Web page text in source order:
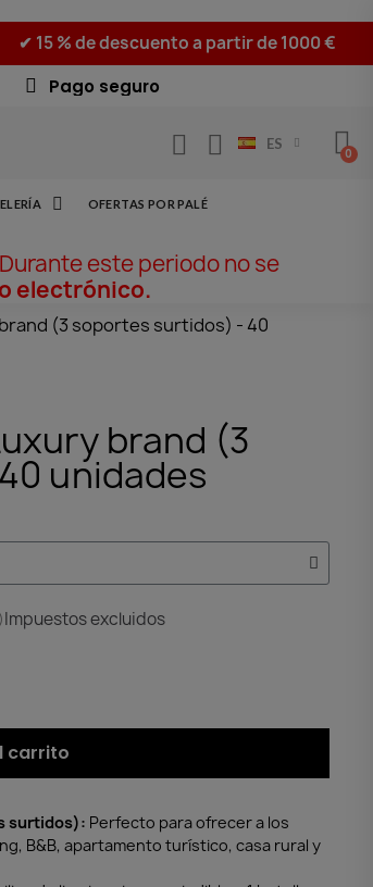
✔ 15 % de descuento a partir de 1000 €
Pago seguro
ES
OFERTAS POR PALÉ
este periodo no se
electrónico.
(3 soportes surtidos) - 40
brand (3
unidades
Impuestos excluidos
carrito
surtidos): Perfecto para ofrecer a los
B&B, apartamento turístico, casa rural y